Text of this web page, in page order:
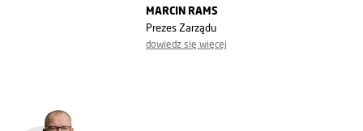
MARCIN RAMS
Prezes Zarządu
dowiedz się więcej